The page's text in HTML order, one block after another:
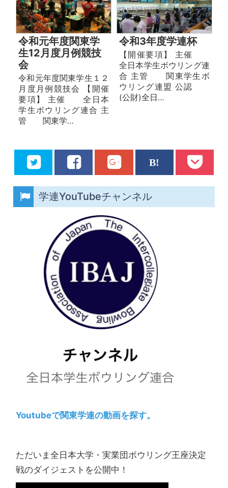
令和元年度関東学
生12月度月例競技
会
令和元年度関東学生１２
月度月例競技会 【開催
要項】 主催 全日本
学生ボウリング連合 主
管 関東学…
令和3年度学連杯
【開催要項】 主催
全日本学生ボウリング連
合 主管 関東学生ボ
ウリング連盟 公認
(公財)全日…
学連YouTubeチャンネル
Youtubeで関東学連の動画を探す。
ただいま全日本大学・実業団ボウリング王座決定
戦のダイジェストを公開中！